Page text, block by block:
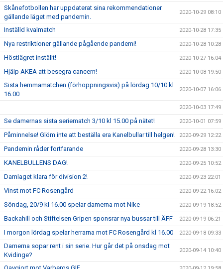
Skånefotbollen har uppdaterat sina rekommendationer
gällande läget med pandemin.
2020-10-29 08:10
Inställd kvalmatch 2020-10-28 17:35
Nya restriktioner gällande pågående pandemi! 2020-10-28 10:28
Höstlägret inställt! 2020-10-27 16:04
Hjälp AKEA att besegra cancern! 2020-10-08 19:50
Sista hemmamatchen (förhoppningsvis) på lördag 10/10 kl
16.00
2020-10-07 16:06
2020-10-03 17:49
Se damernas sista seriematch 3/10 kl 15.00 på nätet! 2020-10-01 07:59
Påminnelse! Glöm inte att beställa era Kanelbullar till helgen! 2020-09-29 12:22
Pandemin råder fortfarande 2020-09-28 13:30
KANELBULLENS DAG! 2020-09-25 10:52
Damlaget klara för division 2! 2020-09-23 22:01
Vinst mot FC Rosengård 2020-09-22 16:02
Söndag, 20/9 kl 16.00 spelar damerna mot Nike 2020-09-19 18:52
Backahill och Stiftelsen Gripen sponsrar nya bussar till ÄFF 2020-09-19 06:21
I morgon lördag spelar herrarna mot FC Rosengård kl 16.00 2020-09-18 09:33
Damerna sopar rent i sin serie. Hur går det på onsdag mot
Kvidinge?
2020-09-14 10:40